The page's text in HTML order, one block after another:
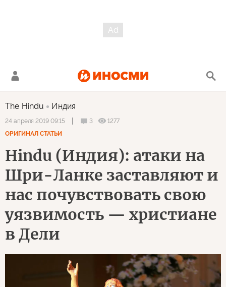
The Hindu Индия
24 апреля 2019 09:15 3
1277
ОРИГИНАЛ СТАТЬИ
Hindu (Индия): атаки на
Шри-Ланке заставляют и
нас почувствовать свою
уязвимость — христиане
в Дели